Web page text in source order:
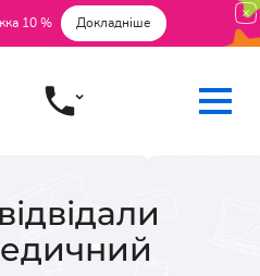
10 % Докладніше